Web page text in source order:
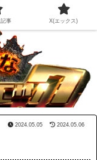
2024.05.05 2024.05.06
事 X(エックス)